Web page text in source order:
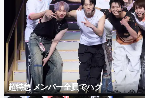
超特急 メンバー全員でハグ